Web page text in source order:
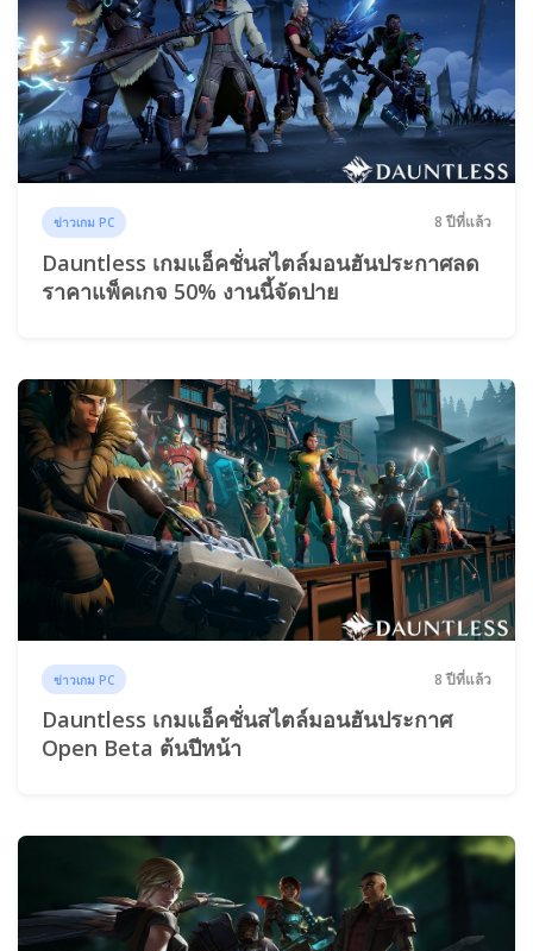
ข่าวเกม PC 8 ปีที่แล้ว
Dauntless เกมแอ็คชั่นสไตล์มอนฮันประกาศลด
ราคาแพ็คเกจ 50% งานนี้จัดปาย
ข่าวเกม PC 8 ปีที่แล้ว
Dauntless เกมแอ็คชั่นสไตล์มอนฮันประกาศ
Open Beta ต้นปีหน้า